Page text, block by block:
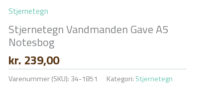
Stjernetegn
Stjernetegn Vandmanden Gave A5
Notesbog
kr. 239,00
Varenummer (SKU): 34-1851 Kategori: Stjernetegn